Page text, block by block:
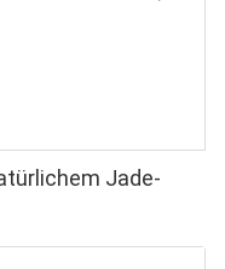
Jade-